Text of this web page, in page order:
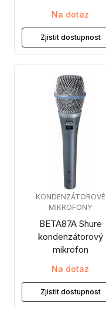
Na dotaz
Zjistit dostupnost
BETA87A Shure
kondenzátorový
mikrofon
KONDENZÁTOROVÉ
MIKROFONY
Na dotaz
Zjistit dostupnost